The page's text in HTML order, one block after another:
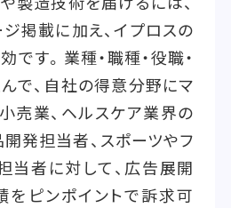
掲載に加え、イプロスの
です。業種・職種・役職・
で、自社の得意分野にマ
売業、ヘルスケア業界の
発担当者、スポーツやフ
当者に対して、広告展開
ピンポイントで訴求可